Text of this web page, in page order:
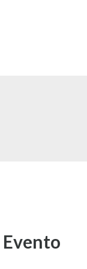
Evento